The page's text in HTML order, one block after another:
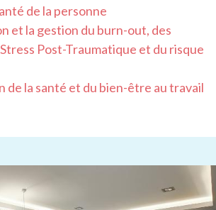
de la personne
et la gestion du burn-out, des
Post-Traumatique et du risque
de la santé et du bien-être au travail